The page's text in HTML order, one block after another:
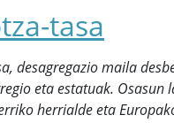
tasa
desagregazio maila
eta estatuak.
herrialde eta